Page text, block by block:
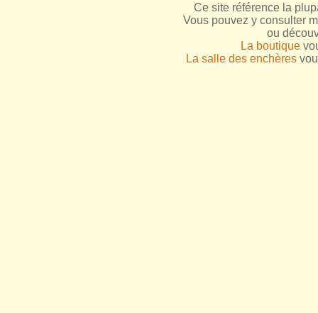
Ce site référence la
Vous pouvez y consulter
ou
La boutique
La salle des enchères